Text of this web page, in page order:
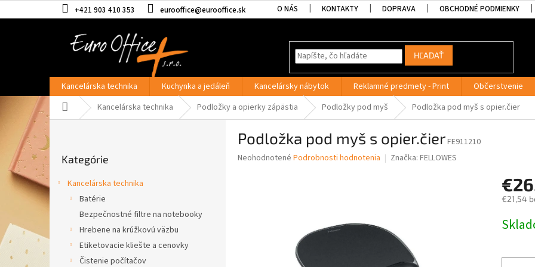
na
+421 903 410 353 eurooffice@eurooffice.sk O NÁS KONTAKTY DOPRAVA OBCHODNÉ PODMIENKY
HĽADAŤ
Kancelárska technika Kuchynka a jedáleň Kancelársky nábytok Reklamné predmety - Print Občerstvenie
DomovKancelárska technika Podložky a opierky zápästia Podložky pod myš Podložka pod myš s opier.čier
o
č
p
a
l
kategórie
Kategórie
Kancelárska technika
Batérie
Bezpečnostné filtre na notebooky
Hrebene na krúžkovú väzbu
Etiketovacie kliešte a cenovky
Čistenie počítačov
Podložka pod myš s opier.čierFE911210
Priemerné
Neohodnotené Podrobnosti hodnotenia Značka: FELLOWES
€21,54
cena: